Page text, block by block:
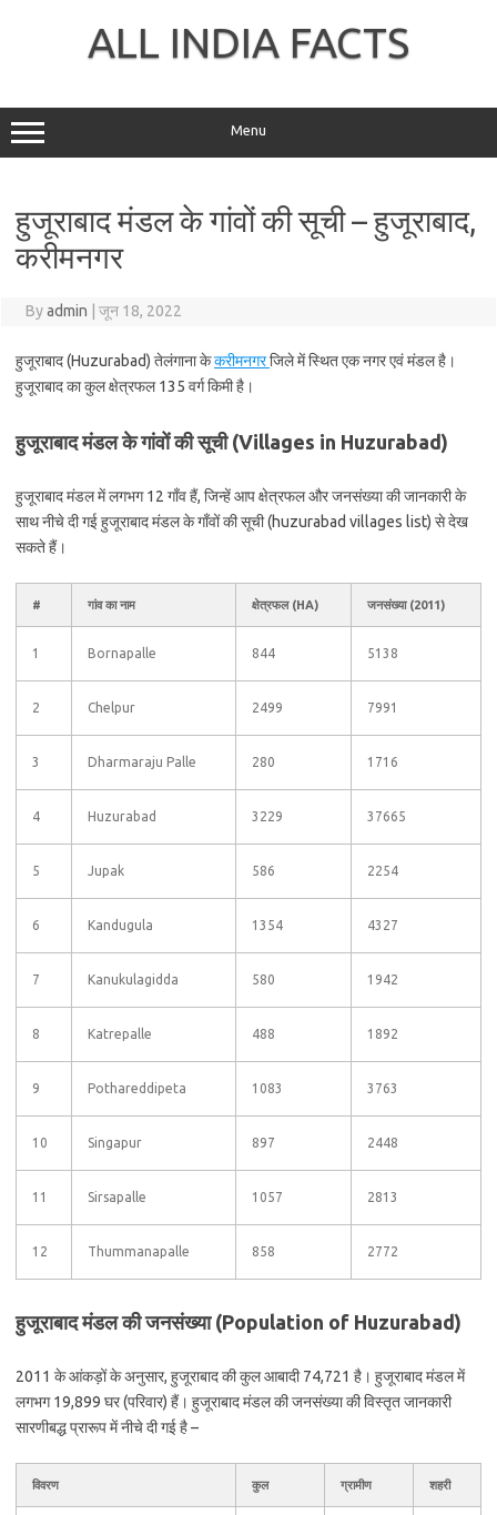
ALL INDIA FACTS
Menu
हुजूराबाद मंडल के गांवों की सूची – हुजूराबाद,
करीमनगर
Byadmin जून 18, 2022
हुजूराबाद (Huzurabad) तेलंगाना केकरीमनगरजिले में स्थित एक नगर एवं मंडल है।
हुजूराबाद का कुल क्षेत्रफल 135 वर्ग किमी है।
हुजूराबाद मंडल के गांवों की सूची (Villages in Huzurabad)
हुजूराबाद मंडल में लगभग 12 गाँव हैं, जिन्हें आप क्षेत्रफल और जनसंख्या की जानकारी के
साथ नीचे दी गई हुजूराबाद मंडल के गाँवों की सूची (huzurabad villages list) से देख
सकते हैं।
# गांव का नाम क्षेत्रफल (HA) जनसंख्या (2011)
1 Bornapalle 844 5138
2 Chelpur 2499 7991
3 Dharmaraju Palle 280 1716
4 Huzurabad 3229 37665
5 Jupak 586 2254
6 Kandugula 1354 4327
7 Kanukulagidda 580 1942
8 Katrepalle 488 1892
9 Pothareddipeta 1083 3763
10 Singapur 897 2448
11 Sirsapalle 1057 2813
12 Thummanapalle 858 2772
हुजूराबाद मंडल की जनसंख्या (Population of Huzurabad)
2011 के आंकड़ों के अनुसार, हुजूराबाद की कुल आबादी 74,721 है। हुजूराबाद मंडल में
लगभग 19,899 घर (परिवार) हैं। हुजूराबाद मंडल की जनसंख्या की विस्तृत जानकारी
सारणीबद्ध प्रारूप में नीचे दी गई है –
विवरण कुल ग्रामीण शहरी